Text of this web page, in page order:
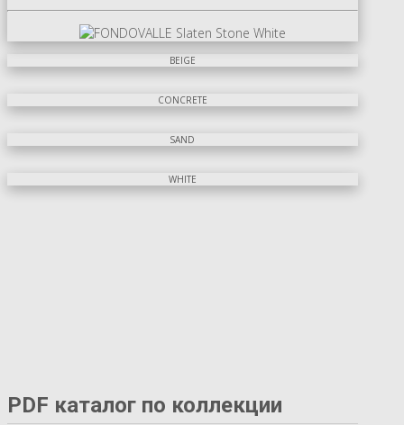
BEIGE
CONCRETE
SAND
WHITE
PDF каталог по коллекции